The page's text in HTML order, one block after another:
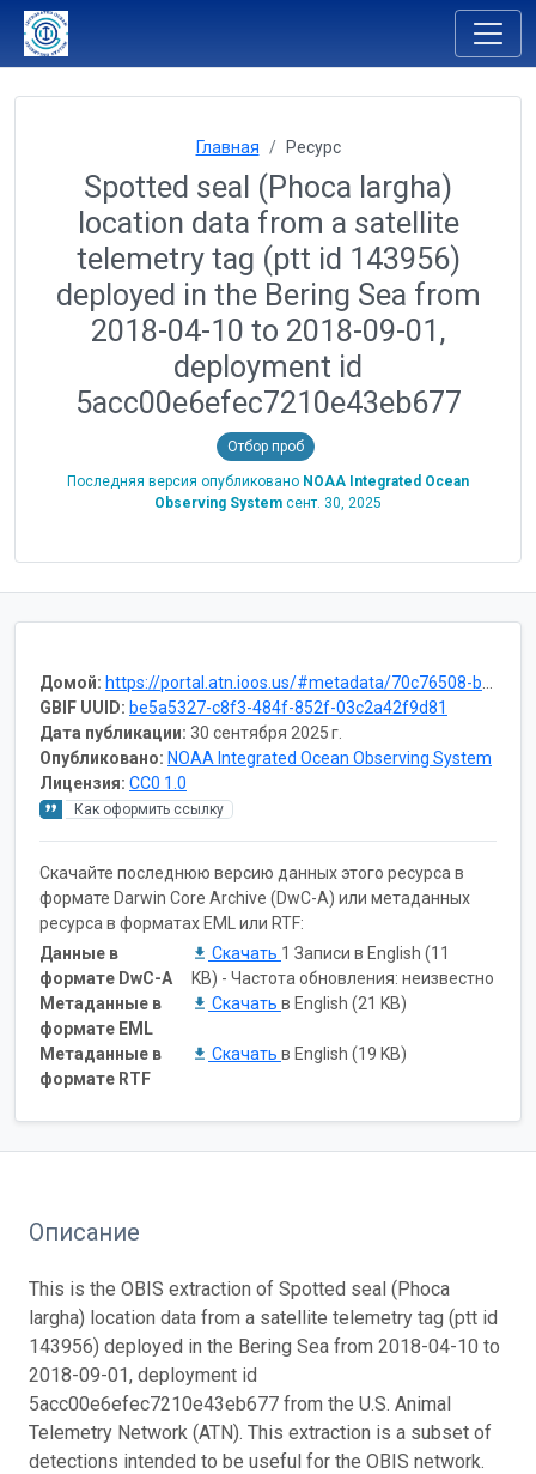
Главная Ресурс
Spotted seal (Phoca largha)
location data from a satellite
telemetry tag (ptt id 143956)
deployed in the Bering Sea from
2018-04-10 to 2018-09-01,
deployment id
5acc00e6efec7210e43eb677
Отбор проб
Последняя версия опубликовано NOAA Integrated Ocean
Observing System сент. 30, 2025
Домой: https://portal.atn.ioos.us/#metadata/70c76508-b252-4c3d-9f27-e4cba9300537/project
GBIF UUID: be5a5327-c8f3-484f-852f-03c2a42f9d81
Дата публикации: 30 сентября 2025 г.
Опубликовано: NOAA Integrated Ocean Observing System
Лицензия: CC0 1.0
Как оформить ссылку
Скачайте последнюю версию данных этого ресурса в
формате Darwin Core Archive (DwC-A) или метаданных
ресурса в форматах EML или RTF:
Данные в
формате DwC-A
Скачать 1 Записи в English (11
KB) - Частота обновления: неизвестно
Метаданные в
формате EML
Скачать в English (21 KB)
Метаданные в
формате RTF
Скачать в English (19 KB)
Описание
This is the OBIS extraction of Spotted seal (Phoca
largha) location data from a satellite telemetry tag (ptt id
143956) deployed in the Bering Sea from 2018-04-10 to
2018-09-01, deployment id
5acc00e6efec7210e43eb677 from the U.S. Animal
Telemetry Network (ATN). This extraction is a subset of
detections intended to be useful for the OBIS network.